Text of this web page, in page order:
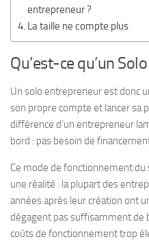
entrepreneur ?
La taille ne compte plus
Qu’est-ce qu’un
Un solo entrepreneur est donc
son propre compte et lancer sa
différence d’un entrepreneur
bord : pas besoin de
Ce mode de fonctionnement
une réalité : la plupart des
années après leur création ont
dégagent pas suffisamment de
coûts de fonctionnement trop